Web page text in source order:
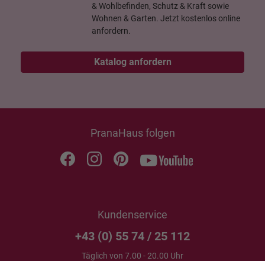
& Wohlbefinden, Schutz & Kraft sowie
Wohnen & Garten. Jetzt kostenlos online
anfordern.
Katalog anfordern
PranaHaus folgen
Kundenservice
+43 (0) 55 74 / 25 112
Täglich von 7.00 - 20.00 Uhr